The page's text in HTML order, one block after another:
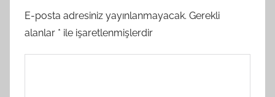
E-posta adresiniz yayınlanmayacak. Gerekli
alanlar * ile işaretlenmişlerdir